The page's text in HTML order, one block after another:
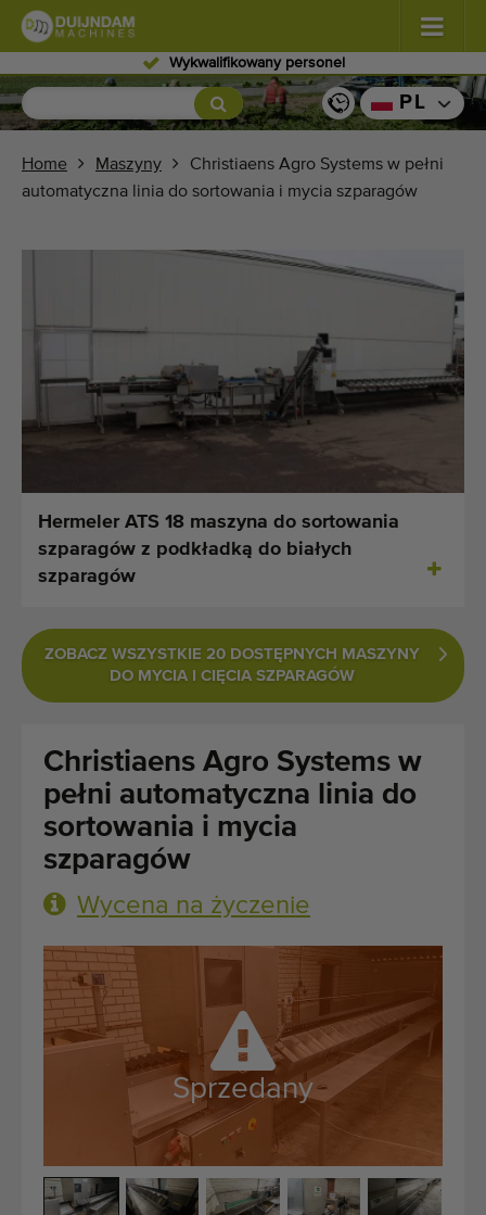
Wykwalifikowany personel
Kwiaty i rośliny
Warzywa szklarniowe (347)
Owoce (333)
Wyszukaj według typu
Powiadomieniom o maszynach
Maszyny
O nas
FAQ
Kontakt
Blog
Maszyny rolnicze i ogrodnicze dobrej jakości
Wykwalifikowany personel
Dostawa na całym świecie
działamy od 1977 roku
PL
Home Maszyny
Christiaens Agro Systems w pełni
automatyczna linia do sortowania i mycia szparagów
Hermeler ATS 18 maszyna do sortowania
szparagów z podkładką do białych
szparagów
ZOBACZ WSZYSTKIE 20 DOSTĘPNYCH MASZYNY
DO MYCIA I CIĘCIA SZPARAGÓW
Christiaens Agro Systems w
pełni automatyczna linia do
sortowania i mycia
szparagów
Wycena na życzenie
Sprzedany